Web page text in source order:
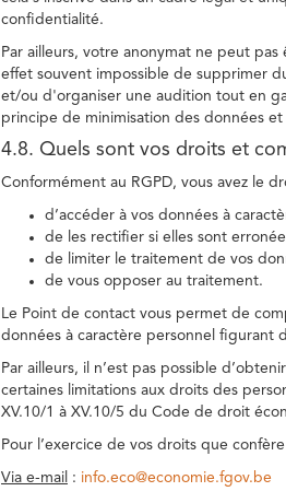
confidentialité.
Par ailleurs, votre anonymat ne peut
effet souvent impossible de supprimer
et/ou d'organiser une audition tout en
principe de minimisation des données
4.8. Quels sont vos droits et
Conformément au RGPD, vous avez le
d’accéder à vos données à
de les rectifier si elles sont
de limiter le traitement de vos
de vous opposer au traitement.
Le Point de contact vous permet de
données à caractère personnel figurant
Par ailleurs, il n’est pas possible
certaines limitations aux droits des
XV.10/1 à XV.10/5 du Code de droit
Pour l’exercice de vos droits que
Via e-mail : info.eco@economie.fgov.be